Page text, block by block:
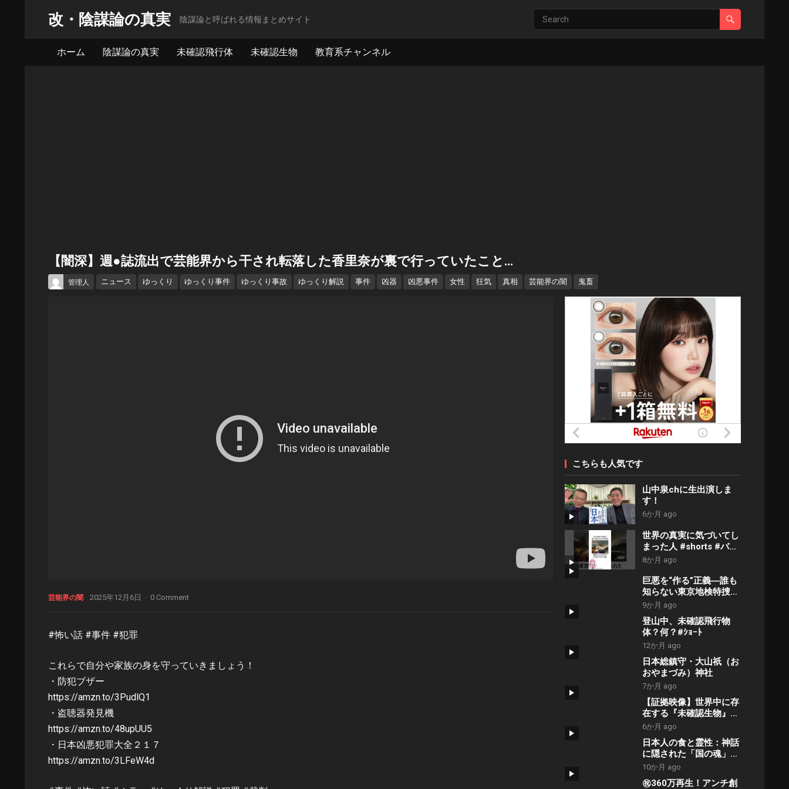
改・陰謀論の真実 陰謀論と呼ばれる情報まとめサイト
ホーム 陰謀論の真実 未確認飛行体 未確認生物 教育系チャンネル
【闇深】週●誌流出で芸能界から干され転落した香里奈が裏で行っていたこと…
管理人 ニュース ゆっくり ゆっくり事件 ゆっくり事故 ゆっくり解説 事件 凶器 凶悪事件 女性 狂気 真相 芸能界の闇 鬼畜
芸能界の闇 2025年12月6日 · 0 Comment
#怖い話 #事件 #犯罪
これらで自分や家族の身を守っていきましょう！
・防犯ブザー
https://amzn.to/3PudlQ1
・盗聴器発見機
https://amzn.to/48upUU5
・日本凶悪犯罪大全２１７
https://amzn.to/3LFeW4d
こちらも人気です
山中泉chに生出演しま
す！
6か月 ago
世界の真実に気づいてし
まった人 #shorts #バズ
#解説 #twitter #世界 #
8か月 ago
巨悪を“作る”正義―誰も
知らない東京地検特捜部
とオールドメディアの複
雑な関係
【NoBorder#21】
9か月 ago
登山中、未確認飛行物
体？何？#ｼｮｰﾄ
12か月 ago
日本総鎮守・大山祇（お
おやまづみ）神社
7か月 ago
【証拠映像】世界中に存
在する『未確認生物』の
本当の正体がヤバすぎ
た。
6か月 ago
日本人の食と霊性：神話
に隠された「国の魂」を
取り戻す方法
10か月 ago
㊗️360万再生！アンチ創